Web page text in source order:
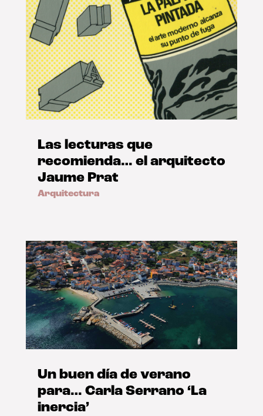
Las lecturas que
recomienda… el arquitecto
Jaume Prat
Arquitectura
Un buen día de verano
para… Carla Serrano ‘La
inercia’